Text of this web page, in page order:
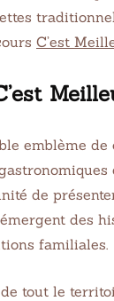
C’est
emblème
de
des
familiales.
tout le